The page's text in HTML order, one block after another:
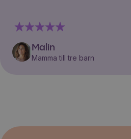
Malin
Mamma till tre barn